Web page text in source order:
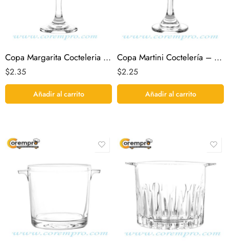
Copa Margarita Cocteleria – Cristar
$2.35
Añadir al carrito
Copa Martini Coctelería – Cristar
$2.25
Añadir al carrito